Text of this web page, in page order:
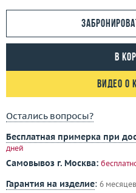
В
Видео о
Остались вопросы?
Бесплатная примерка при
дней
Самовывоз г. Москва:
Гарантия на изделие: 6 месяцев